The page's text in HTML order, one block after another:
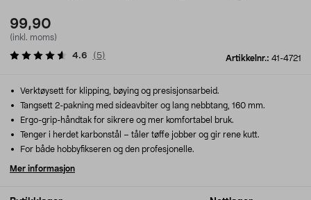
99,90
(inkl. moms)
Artikkelnr.: 41-4721
4.6 ( 5)
Verktøysett for klipping, bøying og presisjonsarbeid.
Tangsett 2-pakning med sideavbiter og lang nebbtang, 160 mm.
Ergo-grip-håndtak for sikrere og mer komfortabel bruk.
Tenger i herdet karbonstål – tåler tøffe jobber og gir rene kutt.
For både hobbyfikseren og den profesjonelle.
Mer informasjon